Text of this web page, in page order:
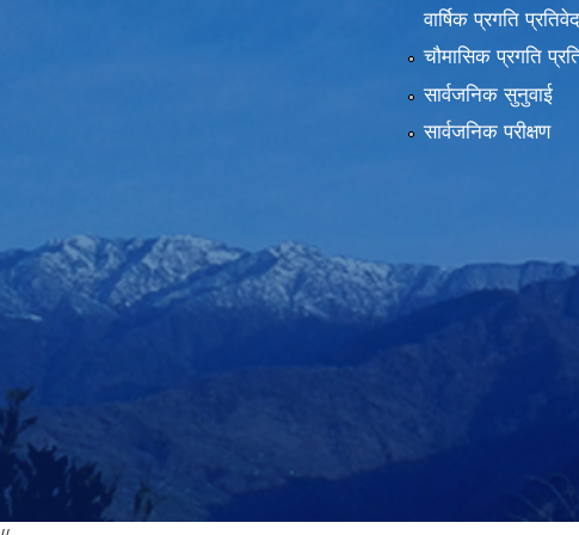
वार्षिक प्रगति
चौमासिक प्रगति
सार्वजनिक सुनुवाई
सार्वजनिक परीक्षण